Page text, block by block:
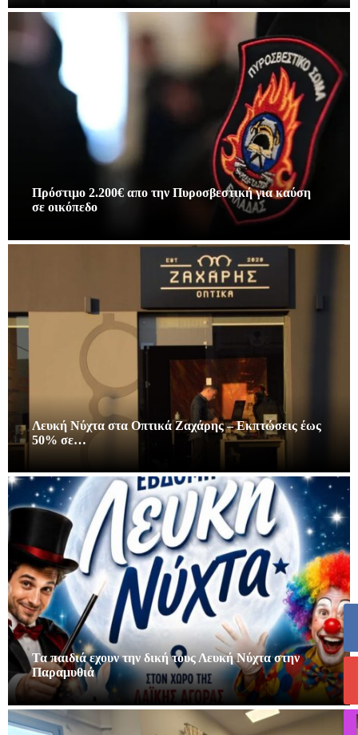
Πρόστιμο 2.200€ απο την Πυροσβεστική για καύση
σε οικόπεδο
Λευκή Νύχτα στα Οπτικά Ζαχάρης – Εκπτώσεις έως
50% σε…
Τα παιδιά εχουν την δική τους Λευκή Νύχτα στην
Παραμυθιά